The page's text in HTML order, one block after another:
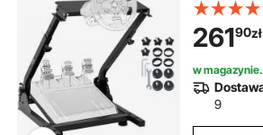
Zestawie
Wyścigową
26190zł
w magazynie.
9